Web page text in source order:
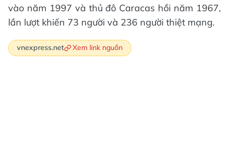
vào năm 1997 và thủ đô Caracas hồi năm 1967,
lần lượt khiến 73 người và 236 người thiệt mạng.
vnexpress.net Xem link nguồn